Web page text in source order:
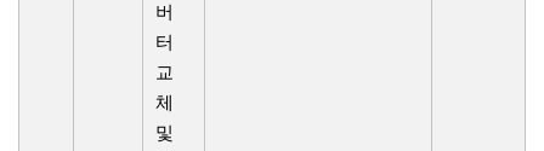
버
터
교
체
및